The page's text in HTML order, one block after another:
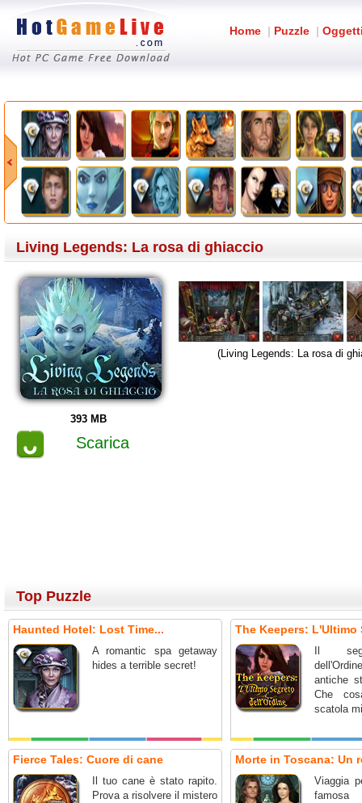
Home | Puzzle |
Living Legends: La rosa di ghiaccio
393 MB
Scarica
(Living Legends: La rosa di
Top Puzzle
Haunted Hotel: Lost Time...
A romantic spa getaway
hides a terrible secret!
The Keepers: L'Ultimo
Il
antiche
Che
scatola
Fierce Tales: Cuore di cane
Il tuo cane è stato rapito.
Prova a risolvere il mistero
Morte in Toscana: Un
Viaggia
famosa